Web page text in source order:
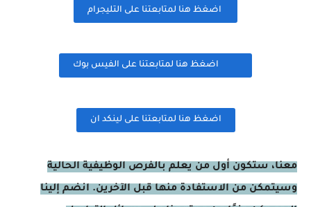
اضغظ هنا لمتابعتنا على التليجرام
اضغظ هنا لمتابعتنا على الفيس بوك
اضغظ هنا لمتابعتنا على لينكد ان
معنا، ستكون أول من يعلم بالفرص الوظيفية الحالية
وسيتمكن من الاستفادة منها قبل الآخرين. انضم إلينا